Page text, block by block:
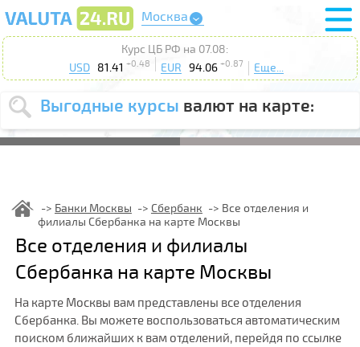
Москва
Курс ЦБ РФ на 07.08:
USD 81.41 +0.48 EUR 94.06 +0.87 Еще...
Выгодные курсы валют на карте:
Выберите
USD EUR
курс от
Выберите
действие: Продать
Поиск
Банки Москвы Сбербанк
Все отделения и
филиалы Сбербанка на карте Москвы
Все отделения и филиалы
Сбербанка на карте Москвы
На карте Москвы вам представлены все отделения
Сбербанка. Вы можете воспользоваться автоматическим
поиском ближайших к вам отделений, перейдя по ссылке